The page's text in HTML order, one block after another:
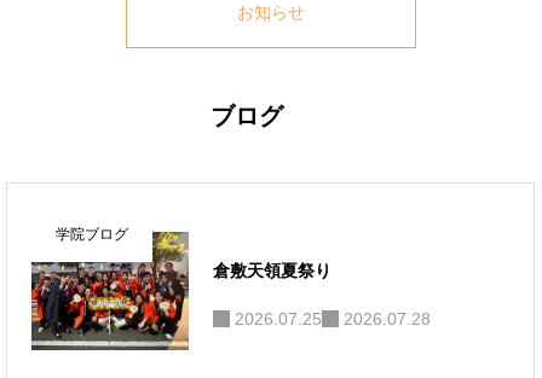
お知らせ
ブログ
学院ブログ
倉敷天領夏祭り
2026.07.25 2026.07.28